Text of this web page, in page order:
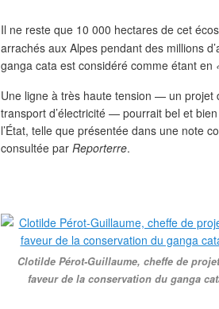
Il ne reste que 10 000 hectares de cet
arrachés aux Alpes pendant des millions
ganga cata est considéré comme étant en
Une ligne à très haute tension — un projet
transport d’électricité — pourrait bel et
l’État, telle que présentée dans une note
consultée par Reporterre.
Clotilde Pérot-Guillaume, cheffe de
faveur de la conservation du ganga